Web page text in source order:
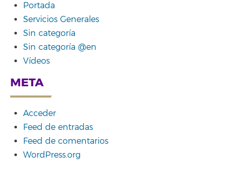
Portada
Servicios Generales
Sin categoría
Sin categoría @en
Vídeos
META
Acceder
Feed de entradas
Feed de comentarios
WordPress.org